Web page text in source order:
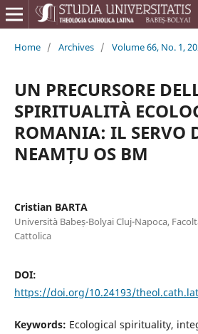
Home / Archives / Volume 66, No. 1,
UN PRECURSORE
SPIRITUALITÀ
ROMANIA: IL SERVO
NEAMȚU OS BM
Cristian BARTA
Università Babeș-Bolyai Cluj-Napoca,
Cattolica
DOI:
https://doi.org/10.24193/
Keywords: Ecological spirituality,